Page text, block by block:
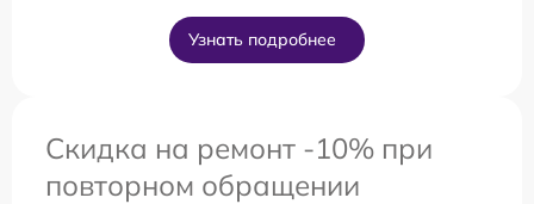
Узнать подробнее
Скидка на ремонт -10% при
повторном обращении